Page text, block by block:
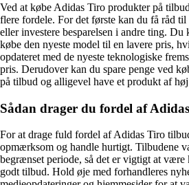
Ved at købe Adidas Tiro produkter på
flere fordele. For det første kan du få råd
eller investere besparelsen i andre ting.
købe den nyeste model til en lavere pris,
opdateret med de nyeste teknologiske
pris. Derudover kan du spare penge ved
på tilbud og alligevel have et produkt af
Sådan drager du fordel af
For at drage fuld fordel af Adidas Tiro
opmærksom og handle hurtigt. Tilbudene
begrænset periode, så det er vigtigt at være
godt tilbud. Hold øje med forhandleres